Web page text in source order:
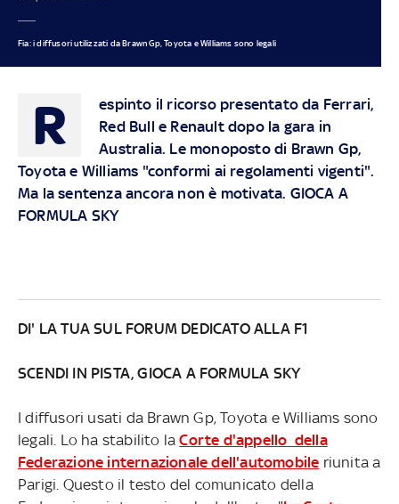
Fia: i diffusori utilizzati da Brawn Gp, Toyota e Williams sono legali
R
espinto il ricorso presentato da Ferrari,
Red Bull e Renault dopo la gara in
Australia. Le monoposto di Brawn Gp,
Toyota e Williams "conformi ai regolamenti vigenti".
Ma la sentenza ancora non è motivata. GIOCA A
FORMULA SKY
DI' LA TUA SUL FORUM DEDICATO ALLA F1
SCENDI IN PISTA, GIOCA A FORMULA SKY
I diffusori usati da Brawn Gp, Toyota e Williams sono
legali. Lo ha stabilito laCorte d'appello della
Federazione internazionale dell'automobile riunita a
Parigi. Questo il testo del comunicato della